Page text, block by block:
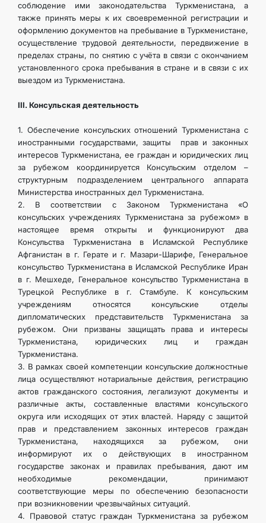
соблюдение ими законодательства Туркменистана, а
также принять меры к их своевременной регистрации и
оформлению документов на пребывание в Туркменистане,
осуществление трудовой деятельности, передвижение в
пределах страны, по снятию с учёта в связи с окончанием
установленного срока пребывания в стране и в связи с их
выездом из Туркменистана.
III. Консульская деятельность
1. Обеспечение консульских отношений Туркменистана с
иностранными государствами, защиты прав и законных
интересов Туркменистана, ее граждан и юридических лиц
за рубежом координируется Консульским отделом –
структурным подразделением центрального аппарата
Министерства иностранных дел Туркменистана.
2. В соответствии с Законом Туркменистана «О
консульских учреждениях Туркменистана за рубежом» в
настоящее время открыты и функционируют два
Консульства Туркменистана в Исламской Республике
Афганистан в г. Герате и г. Мазари-Шарифе, Генеральное
консульство Туркменистана в Исламской Республике Иран
в г. Мешхеде, Генеральное консульство Туркменистана в
Турецкой Республике в г. Стамбуле. К консульским
учреждениям относятся консульские отделы
дипломатических представительств Туркменистана за
рубежом. Они призваны защищать права и интересы
Туркменистана, юридических лиц и граждан
Туркменистана.
3. В рамках своей компетенции консульские должностные
лица осуществляют нотариальные действия, регистрацию
актов гражданского состояния, легализуют документы и
различные акты, составленные властями консульского
округа или исходящих от этих властей. Наряду с защитой
прав и представлением законных интересов граждан
Туркменистана, находящихся за рубежом, они
информируют их о действующих в иностранном
государстве законах и правилах пребывания, дают им
необходимые рекомендации, принимают
соответствующие меры по обеспечению безопасности
при возникновении чрезвычайных ситуаций.
4. Правовой статус граждан Туркменистана за рубежом